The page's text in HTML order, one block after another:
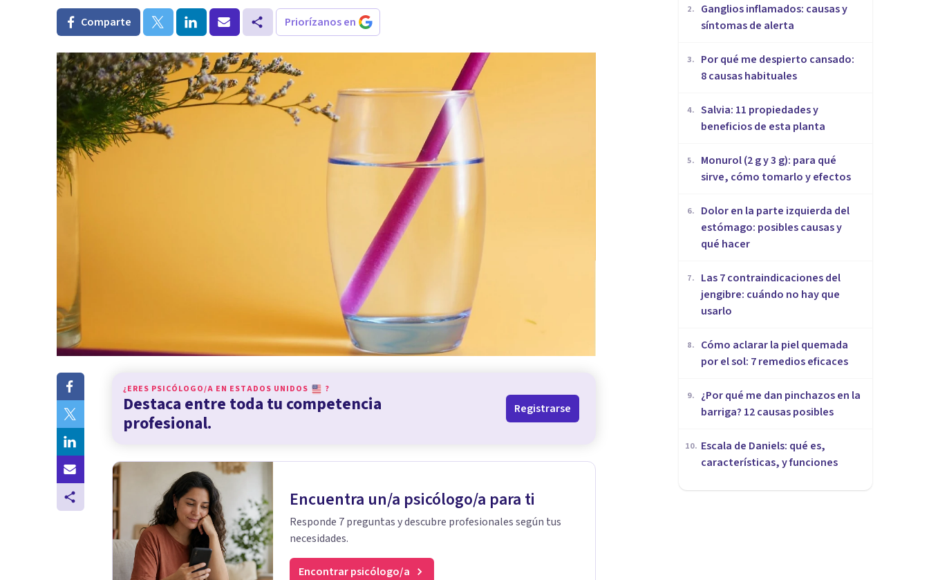
Comparte Priorízanos en
¿ERES PSICÓLOGO/A EN ESTADOS UNIDOS ?
Destaca entre toda tu competencia
profesional.
Registrarse
Encuentra un/a psicólogo/a para ti
Responde 7 preguntas y descubre profesionales según tus
necesidades.
Encontrar psicólogo/a
2.
Ganglios inflamados: causas y
síntomas de alerta
3.
Por qué me despierto cansado:
8 causas habituales
4. Salvia: 11 propiedades y
beneficios de esta planta
5.
Monurol (2 g y 3 g): para qué
sirve, cómo tomarlo y efectos
6.
Dolor en la parte izquierda del
estómago: posibles causas y
qué hacer
7.
Las 7 contraindicaciones del
jengibre: cuándo no hay que
usarlo
8.
Cómo aclarar la piel quemada
por el sol: 7 remedios eficaces
9.
¿Por qué me dan pinchazos en la
barriga? 12 causas posibles
10. Escala de Daniels: qué es,
características, y funciones